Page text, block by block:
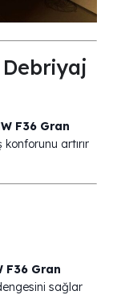
Debriyaj
F36 Gran
konforunu artırır
F36 Gran
sağlar